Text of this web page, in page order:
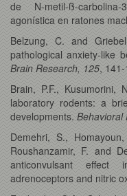
de N-metil-ß-
agonística en ratones
Belzung, C. and
pathological anxiety-like
Brain Research, 125,
Brain, P.F., Kusumorini,
laboratory rodents: a
developments. Behavioral
Demehri, S.,
Roushanzamir, F. and
anticonvulsant
adrenoceptors and nitric